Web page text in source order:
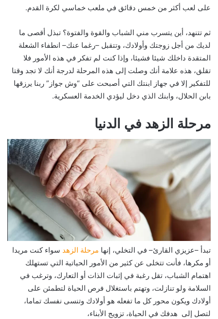
على لعب أكثر من خمس دقائق في ملعب خماسي لكرة القدم.
ثم تتنهد، أين يتسرب مني الشباب والقوة والفتوة؟ تبذل أقصى ما
لديك من أجل زوجتك وأولادك، وتتقبل –رغما عنك– انطفاء الشعلة
المتقدة داخلك شيئا فشيئا، وإذا كنت لم تفكر في هذه الأمور فلا
تقلق، هذه علامة أنك وصلت إلى هذه المرحلة لدرجة أنك لا تجد وقتا
للتفكير إلا في جهاز ابنتك التي أصبحت على “وش جواز” ربنا يرزقها
بابن الحلال، وابنك الذي دخل ليؤدي الخدمة العسكرية.
مرحلة الزهد في الدنيا
تبدأ –عزيزي القارئ– في التخلي، إنها مرحلة الزهد سواء كنت مريدا
أو مكرها، فأنت تتخلى عن كثير من الأمور الحياتية التي تستهلك
اهتمام الشباب، تقل رغبة في إثبات الذات أو التعارك، وترغب في
السلامة ولو تنازلت، وتهتم باستغلال فرص الحياة لتطمئن على
أولادك ويكون محور كل ما تفعله هو أولادك وتنسى نفسك تماما،
لتصل إلى هدفك في الحياة، تزويج الأبناء،